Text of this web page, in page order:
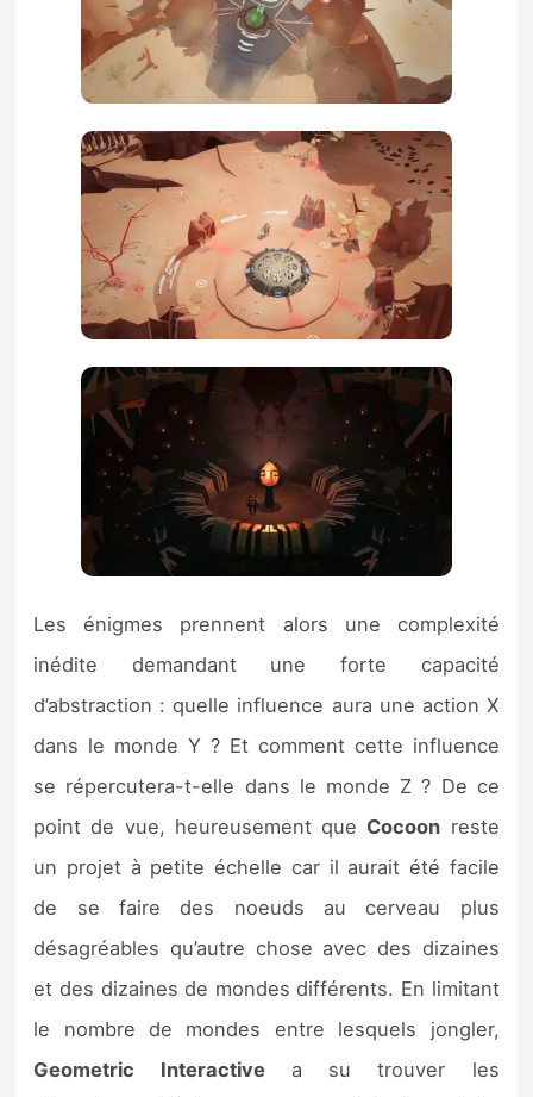
Les énigmes prennent alors une complexité
inédite demandant une forte capacité
d’abstraction : quelle influence aura une action X
dans le monde Y ? Et comment cette influence
se répercutera-t-elle dans le monde Z ? De ce
point de vue, heureusement que Cocoon reste
un projet à petite échelle car il aurait été facile
de se faire des noeuds au cerveau plus
désagréables qu’autre chose avec des dizaines
et des dizaines de mondes différents. En limitant
le nombre de mondes entre lesquels jongler,
Geometric Interactivea su trouver les